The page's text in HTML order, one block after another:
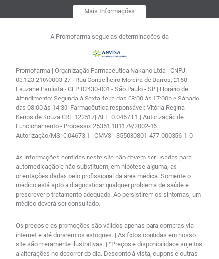
Mais Informações
A Promofarma segue as determinações da
Promofarma | Organização Farmacêutica Nakano Ltda | CNPJ:
03.123.210\0003-27 | Rua Conselheiro Moreira de Barros, 2168 -
Lauzane Paulista - CEP 02430-001 - São Paulo - SP | Horário de
Atendimento: Segunda à Sexta-feira das 08:00 às 17:00h e Sábado
das 08:00 às 14:30| Farmacêutica responsável: Vitória Regina
Kenps de Souza CRF 122517| AFE: 0.04673.1 | Autorização de
Funcionamento - Processo: 25351.181179/2002-16 |
Autorização/MS: 0.04673.1 | CMVS - 355030801-477-000356-1-0
As informações contidas neste site não devem ser usadas para
automedicação e não substituem, em hipótese alguma, as
orientações dadas pelo profissional da área médica. Somente o
médico está apto a diagnosticar qualquer problema de saúde e
prescrever o tratamento adequado. Ao persistirem os sintomas, um
médico deverá ser consultado.
Os preços e as promoções são válidos apenas para compras via
internet e até durarem os estoques. | As fotos contidas em nosso
site são meramente ilustrativas. | *Preços e disponibilidade sujeitos
a alterações no decorrer do dia. Desconto à vista, cupons e outras